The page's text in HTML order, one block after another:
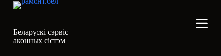
П
й
Беларускі сэрвіс
аконных сістэм
Мастер по ремонту окон